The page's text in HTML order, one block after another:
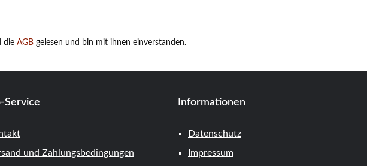
die AGBgelesen und bin mit ihnen einverstanden.
Service
und Zahlungsbedingungen
Informationen
Datenschutz
Impressum